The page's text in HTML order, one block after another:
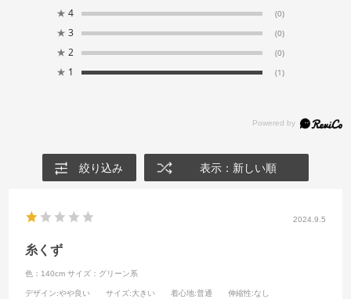
★ 4 (0)
★ 3 (0)
★ 2 (0)
★ 1 (1)
絞り込み 表示：新しい順
2024.9.5
糸くず
色：140cm サイズ：グリーン系
デザイン:やや良い サイズ:大きい 着心地:普通 伸縮性:なし